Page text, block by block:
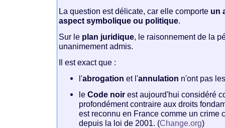
La question est délicate, car elle comporte un
aspect symbolique ou politique
Sur le plan juridique , le raisonnement de la
unanimement admis.
Il est exact que :
l'abrogation et l'annulation n'ont pas
leCode noir est aujourd'hui considéré
profondément contraire aux droits
est reconnu en France comme un crime
depuis la loi de 2001. (Change.org)